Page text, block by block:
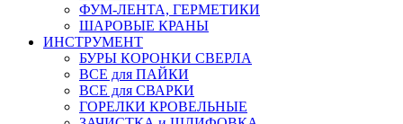
ФУМ-ЛЕНТА, ГЕРМЕТИКИ
ШАРОВЫЕ КРАНЫ
ИНСТРУМЕНТ
БУРЫ КОРОНКИ СВЕРЛА
ВСЕ для ПАЙКИ
ВСЕ для СВАРКИ
ГОРЕЛКИ КРОВЕЛЬНЫЕ